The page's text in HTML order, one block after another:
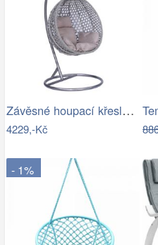
Závěsné houpací křeslo Houseland Imogen…
4229,-Kč
- 1%